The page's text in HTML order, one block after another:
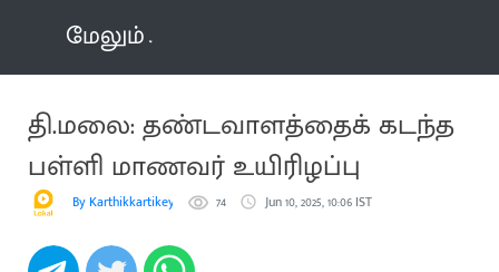
மேலும்
தி.மலை: தண்டவாளத்தைக் கடந்த
பள்ளி மாணவர் உயிரிழப்பு
By Karthikkartikeyan 74 Jun 10, 2025, 10:06 IST